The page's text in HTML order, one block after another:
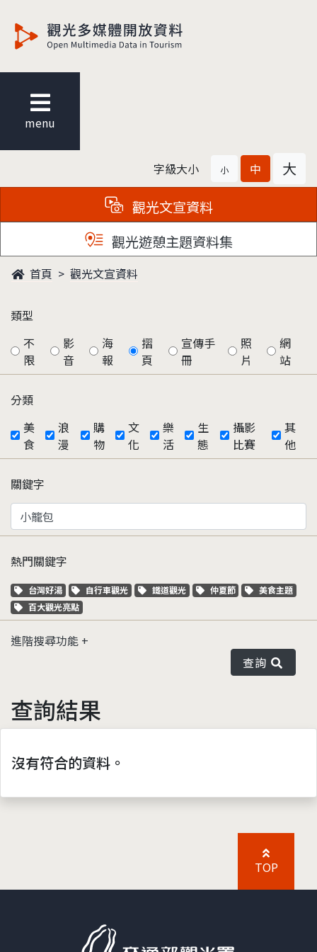
menu
字級大小 小 中 大
觀光文宣資料
觀光遊憩主題資料集
首頁 觀光文宣資料
類型
不
限
影
音
海
報
摺
頁
宣傳手
冊
照
片
網
站
分類
美
食
浪
漫
購
物
文
化
樂
活
生
態
攝影
比賽
其
他
關鍵字
熱門關鍵字
關鍵字標籤
台灣好湯 關鍵字標籤
自行車觀光 關鍵字標籤
鐵道觀光 關鍵字標籤
仲夏節 關鍵字標籤
美食主題
關鍵字標籤
百大觀光亮點
進階搜尋功能
查詢
查詢結果
沒有符合的資料。
TOP